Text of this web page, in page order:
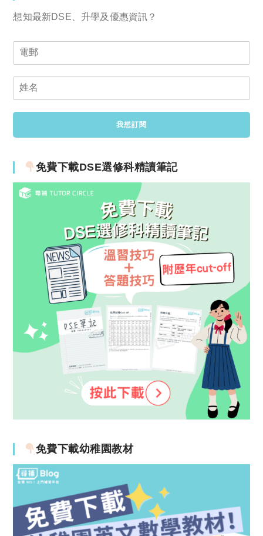
想知最新DSE、升學及優惠資訊？
免費下載DSE選修科精讀筆記
免費下載幼稚園教材